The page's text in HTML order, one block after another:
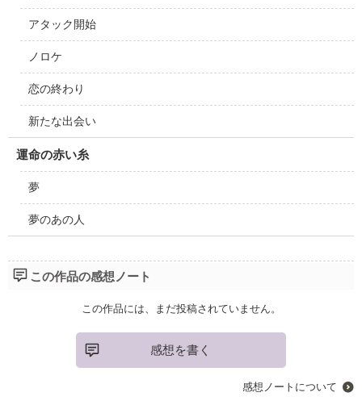
アタック開始
ノロケ
恋の終わり
新たな出会い
運命の赤い糸
夢
夢のあの人
この作品の感想ノート
この作品には、まだ投稿されていません。
感想を書く
感想ノートについて